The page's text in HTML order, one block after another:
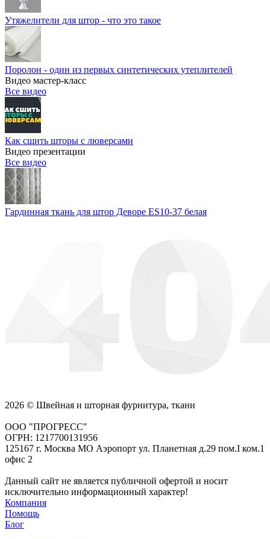
Утяжелители для штор - что это такое
Поролон - один из первых синтетических утеплителей
Видео мастер-класс
Все видео
Как сшить шторы с люверсами
Видео презентации
Все видео
Гардинная ткань для штор Деворе ES10-37 белая
2026 © Швейная и шторная фурнитура, ткани
ООО "ПРОГРЕСС"
ОГРН: 1217700131956
125167 г. Москва МО Аэропорт ул. Планетная д.29 пом.I ком.1
офис 2
Данный сайт не является публичной офертой и носит
исключительно информационный характер!
Компания
Помощь
Блог